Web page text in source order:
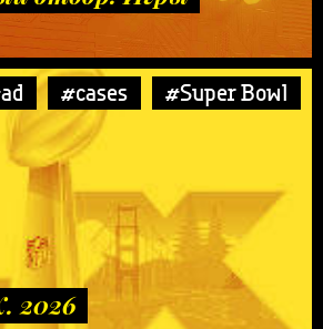
#cases #Super Bowl
2026